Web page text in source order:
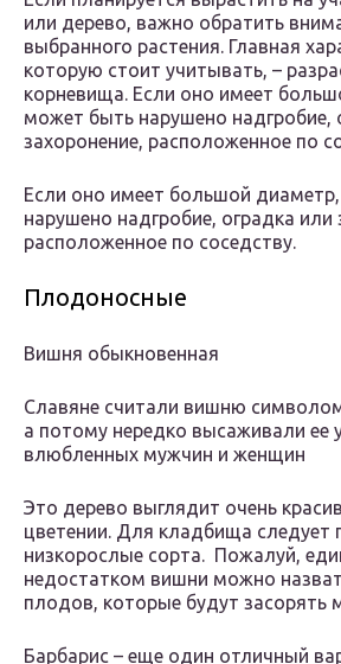
или дерево, важно обратить
выбранного растения. Главная
которую стоит учитывать, –
корневища. Если оно имеет
может быть нарушено надгробие,
захоронение, расположенное по
Если оно имеет большой
нарушено надгробие, оградка или
расположенное по соседству.
Плодоносные
Вишня обыкновенная
Славяне считали вишню
а потому нередко высаживали
влюбленных мужчин и женщин
Это дерево выглядит очень
цветении. Для кладбища следует
низкорослые сорта. Пожалуй,
недостатком вишни можно
плодов, которые будут засорять
Барбарис – еще один отличный